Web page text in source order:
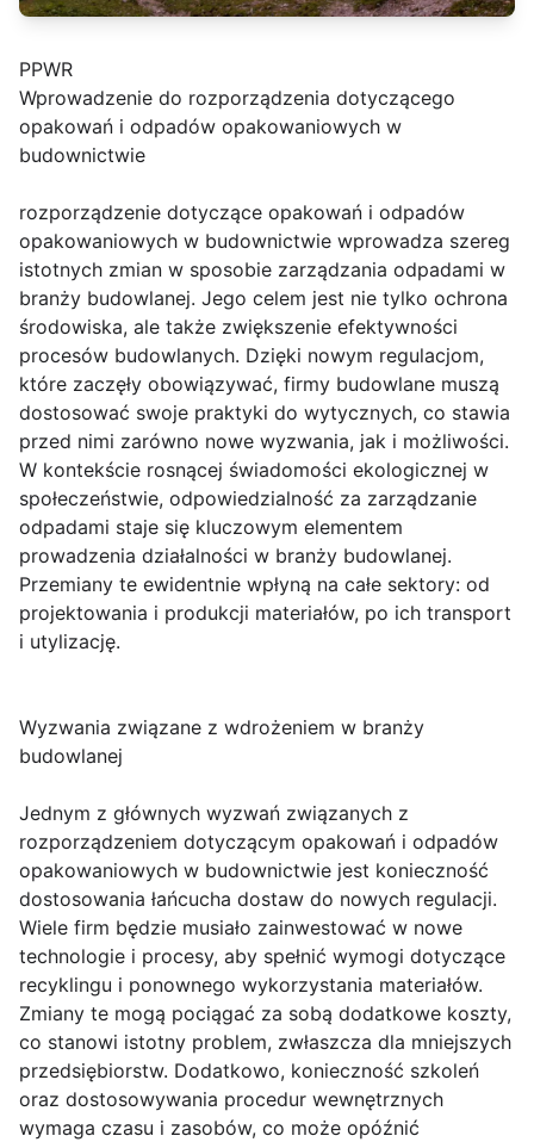
PPWR
Wprowadzenie do rozporządzenia dotyczącego
opakowań i odpadów opakowaniowych w
budownictwie
rozporządzenie dotyczące opakowań i odpadów
opakowaniowych w budownictwie wprowadza szereg
istotnych zmian w sposobie zarządzania odpadami w
branży budowlanej. Jego celem jest nie tylko ochrona
środowiska, ale także zwiększenie efektywności
procesów budowlanych. Dzięki nowym regulacjom,
które zaczęły obowiązywać, firmy budowlane muszą
dostosować swoje praktyki do wytycznych, co stawia
przed nimi zarówno nowe wyzwania, jak i możliwości.
W kontekście rosnącej świadomości ekologicznej w
społeczeństwie, odpowiedzialność za zarządzanie
odpadami staje się kluczowym elementem
prowadzenia działalności w branży budowlanej.
Przemiany te ewidentnie wpłyną na całe sektory: od
projektowania i produkcji materiałów, po ich transport
i utylizację.
Wyzwania związane z wdrożeniem w branży
budowlanej
Jednym z głównych wyzwań związanych z
rozporządzeniem dotyczącym opakowań i odpadów
opakowaniowych w budownictwie jest konieczność
dostosowania łańcucha dostaw do nowych regulacji.
Wiele firm będzie musiało zainwestować w nowe
technologie i procesy, aby spełnić wymogi dotyczące
recyklingu i ponownego wykorzystania materiałów.
Zmiany te mogą pociągać za sobą dodatkowe koszty,
co stanowi istotny problem, zwłaszcza dla mniejszych
przedsiębiorstw. Dodatkowo, konieczność szkoleń
oraz dostosowywania procedur wewnętrznych
wymaga czasu i zasobów, co może opóźnić